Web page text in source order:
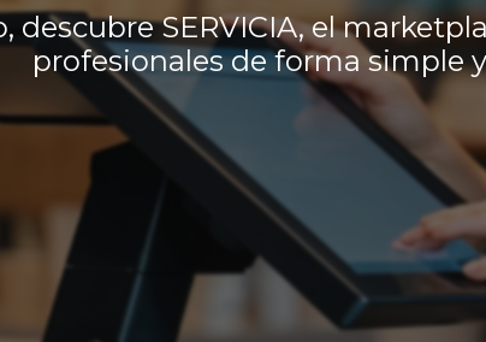
descubre SERVICIA, el
profesionales de forma simple